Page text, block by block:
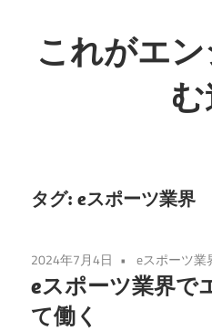
ン
テ
キ
プ
これがエ
な
り
い
か
を
タグ: eスポーツ業界
2024年7月4日 eスポーツ業
eスポーツ業界で
て働く